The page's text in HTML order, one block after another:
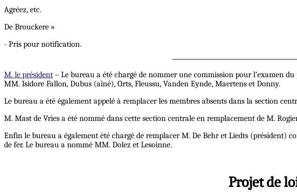
Agréez, etc.
De Brouckere »
- Pris pour notification.
M. le président – Le bureau a été chargé de nommer une commission pour l’examen
MM. Isidore Fallon, Dubus (aîné), Orts, Fleussu, Vanden Eynde, Maertens et Donny.
Le bureau a été également appelé à remplacer les membres absents dans la section
M. Mast de Vries a été nommé dans cette section centrale en remplacement de M.
Enfin le bureau a également été chargé de remplacer M. De Behr et Liedts (président)
de fer. Le bureau a nommé MM. Dolez et Lesoinne.
Projet de